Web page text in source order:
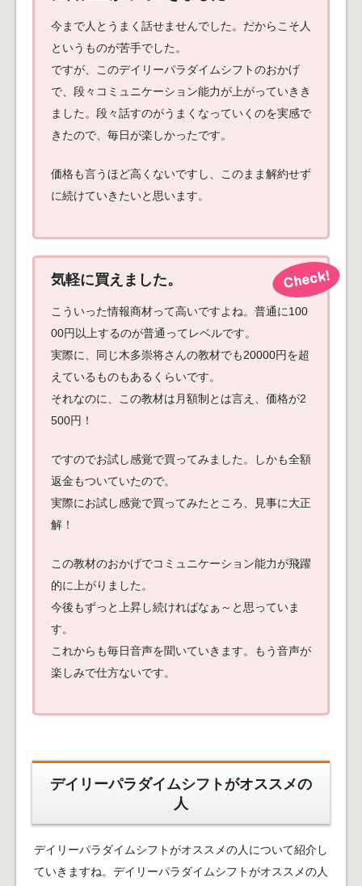
今まで人とうまく話せませんでした。だからこそ人
というものが苦手でした。
ですが、このデイリーパラダイムシフトのおかげ
で、段々コミュニケーション能力が上がっていきき
ました。段々話すのがうまくなっていくのを実感で
きたので、毎日が楽しかったです。
価格も言うほど高くないですし、このまま解約せず
に続けていきたいと思います。
気軽に買えました。
こういった情報商材って高いですよね。普通に100
00円以上するのが普通ってレベルです。
実際に、同じ木多崇将さんの教材でも20000円を超
えているものもあるくらいです。
それなのに、この教材は月額制とは言え、価格が2
500円！
ですのでお試し感覚で買ってみました。しかも全額
返金もついていたので。
実際にお試し感覚で買ってみたところ、見事に大正
解！
この教材のおかげでコミュニケーション能力が飛躍
的に上がりました。
今後もずっと上昇し続ければなぁ～と思っていま
す。
これからも毎日音声を聞いていきます。もう音声が
楽しみで仕方ないです。
デイリーパラダイムシフトがオススメの
人
デイリーパラダイムシフトがオススメの人について紹介し
ていきますね。デイリーパラダイムシフトがオススメの人